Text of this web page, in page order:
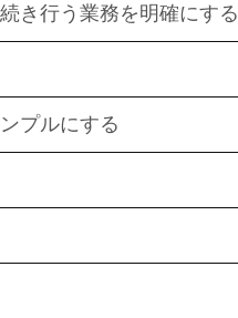
き行う業務を明確にする
プルにする